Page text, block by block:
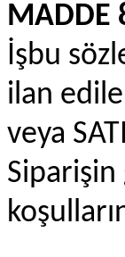
MADDE
İşbu
ilan
veya